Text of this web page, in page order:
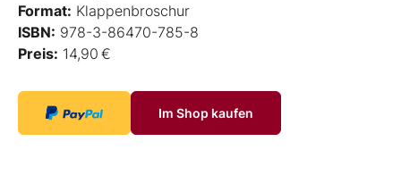
Format: Klappenbroschur
ISBN: 978-3-86470-785-8
Preis: 14,90 €
Im Shop kaufen